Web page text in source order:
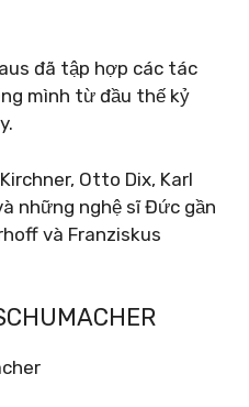
đã tập hợp các tác
mình từ đầu thế kỷ
Otto Dix, Karl
những nghệ sĩ Đức gần
và Franziskus